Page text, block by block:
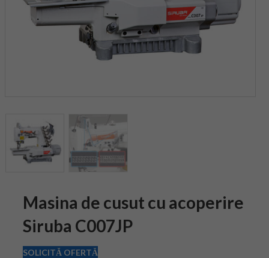
Masina de cusut cu acoperire
Siruba C007JP
SOLICITĂ OFERTĂ